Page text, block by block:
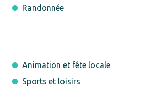
Randonnée
Animation et fête locale
Sports et loisirs